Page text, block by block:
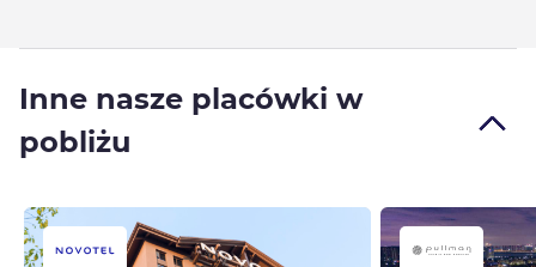
Inne nasze placówki w
pobliżu